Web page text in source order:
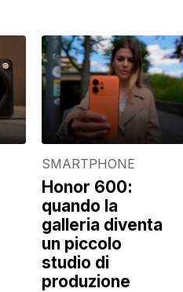
SMARTPHONE
Honor 600:
quando la
galleria diventa
un piccolo
studio di
produzione